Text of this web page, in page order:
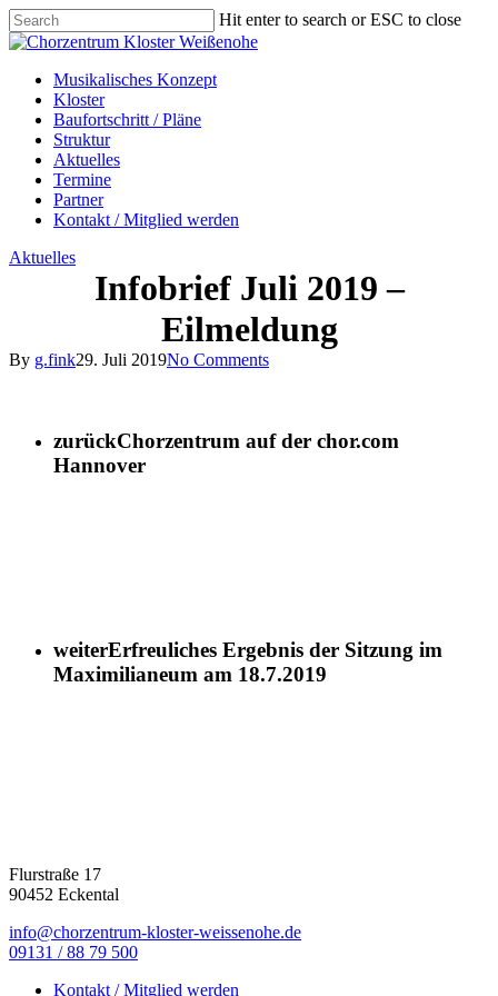
Skip
to
content
Hit enter to search or ESC to close
Close
Menu
Menu
Musikalisches Konzept
Kloster
Baufortschritt / Pläne
Struktur
Aktuelles
Termine
Partner
Kontakt / Mitglied werden
Aktuelles
Infobrief Juli 2019 –
Eilmeldung
By g.fink29. Juli 2019No Comments
zurückChorzentrum auf der chor.com
Hannover
weiterErfreuliches Ergebnis der Sitzung im
Maximilianeum am 18.7.2019
Flurstraße 17
90452 Eckental
info@chorzentrum-kloster-weissenohe.de
09131 / 88 79 500
Kontakt / Mitglied werden